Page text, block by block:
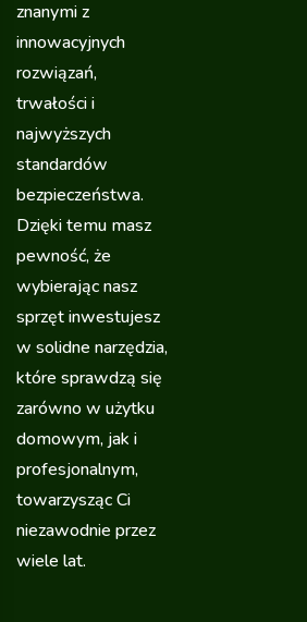
znanymi z
innowacyjnych
rozwiązań,
trwałości i
najwyższych
standardów
bezpieczeństwa.
Dzięki temu masz
pewność, że
wybierając nasz
sprzęt inwestujesz
w solidne narzędzia,
które sprawdzą się
zarówno w użytku
domowym, jak i
profesjonalnym,
towarzysząc Ci
niezawodnie przez
wiele lat.